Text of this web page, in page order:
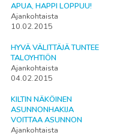
APUA, HAPPI LOPPUU!
Ajankohtaista
10.02.2015
HYVÄ VÄLITTÄJÄ TUNTEE
TALOYHTIÖN
Ajankohtaista
04.02.2015
KILTIN NÄKÖINEN
ASUNNONHAKIJA
VOITTAA ASUNNON
Ajankohtaista